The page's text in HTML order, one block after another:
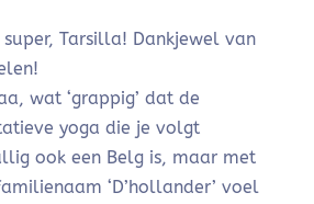
super, Tarsilla! Dankjewel van
wat ‘grappig’ dat de
yoga die je volgt
ook een Belg is, maar met
‘D’hollander’ voel